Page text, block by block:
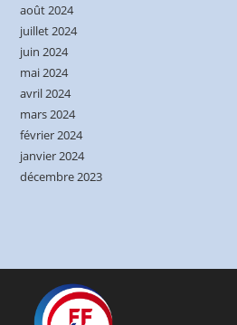
août 2024
juillet 2024
juin 2024
mai 2024
avril 2024
mars 2024
février 2024
janvier 2024
décembre 2023